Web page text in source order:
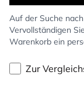
Auf der Suche
Vervollständigen
Warenkorb ein
Zur